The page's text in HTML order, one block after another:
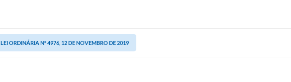
LEI ORDINÁRIA Nº 4976, 12 DE NOVEMBRO DE 2019